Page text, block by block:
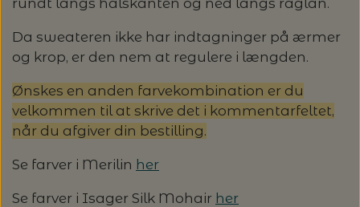
TRYKLÅSE
Da sweateren ikke har indtagninger på ærmer
og krop, er den nem at regulere i længden.
Ønskes en anden farvekombination er du
velkommen til at skrive det i kommentarfeltet,
når du afgiver din bestilling.
Se farver i Merilin her
Se farver i Isager Silk Mohair her